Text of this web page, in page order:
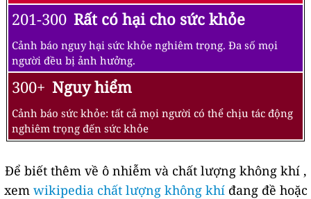
201-300 Rất có hại cho sức khỏe
Cảnh báo nguy hại sức khỏe nghiêm trọng. Đa số mọi
người đều bị ảnh hưởng.
300+ Nguy hiểm
Cảnh báo sức khỏe: tất cả mọi người có thể chịu tác động
nghiêm trọng đến sức khỏe
Để biết thêm về ô nhiễm và chất lượng không khí ,
xem wikipedia chất lượng không khíđang đề hoặc